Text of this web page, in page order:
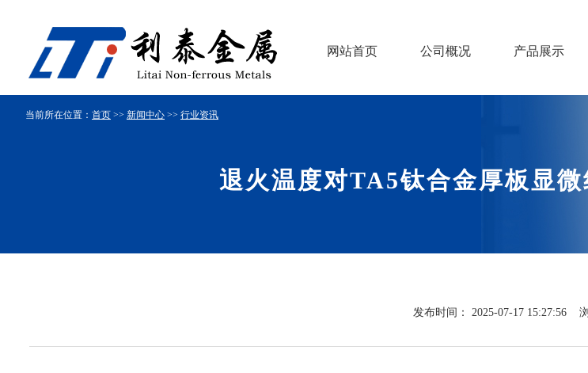
网站首页 公司概况 产品展示
当前所在位置： 首页 >> 新闻中心 >> 行业资讯
退火温度对TA5钛合金厚板显
发布时间： 2025-07-17 15:27:56